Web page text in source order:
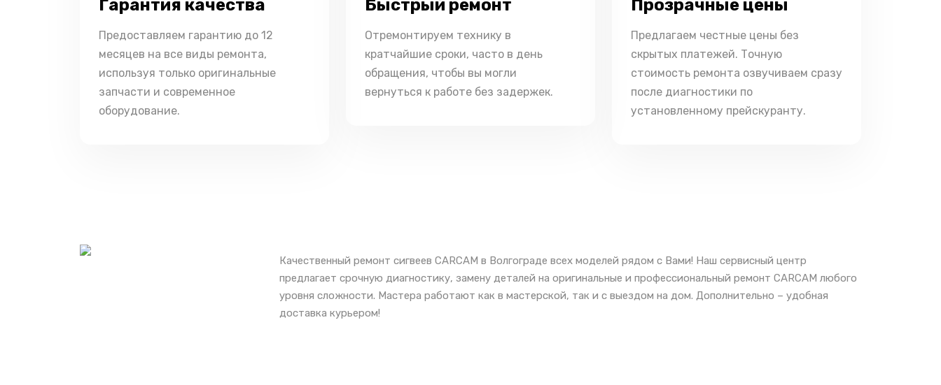
Гарантия качества
Предоставляем гарантию до 12
месяцев на все виды ремонта,
используя только оригинальные
запчасти и современное
оборудование.
Быстрый ремонт
Отремонтируем технику в
кратчайшие сроки, часто в день
обращения, чтобы вы могли
вернуться к работе без задержек.
Прозрачные цены
Предлагаем честные цены без
скрытых платежей. Точную
стоимость ремонта озвучиваем сразу
после диагностики по
установленному прейскуранту.
Качественный ремонт сигвеев CARCAM в Волгограде всех моделей рядом с Вами! Наш сервисный центр
предлагает срочную диагностику, замену деталей на оригинальные и профессиональный ремонт CARCAM любого
уровня сложности. Мастера работают как в мастерской, так и с выездом на дом. Дополнительно – удобная
доставка курьером!